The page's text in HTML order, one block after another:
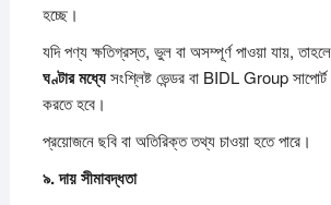
হচ্ছে।
যদি পণ্য ক্ষতিগ্রস্ত, ভুল বা অসম্পূর্ণ পাওয়া যায়,
ঘণ্টারমধ্যেসংশ্লিষ্ট ভেন্ডর বা BIDL Group সাপোর্ট
করতে হবে।
প্রয়োজনে ছবি বা অতিরিক্ত তথ্য চাওয়া হতে পারে।
৯.দায়সীমাবদ্ধতা